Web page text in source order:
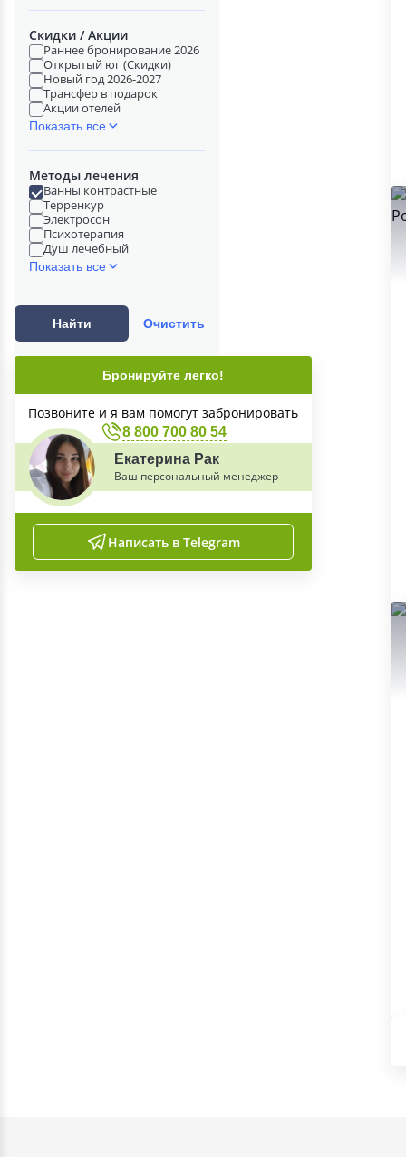
Скидки / Акции
Раннее бронирование 2026
Открытый юг (Скидки)
Новый год 2026-2027
Трансфер в подарок
Акции отелей
Показать все
Методы лечения
Ванны контрастные
Терренкур
Электросон
Психотерапия
Душ лечебный
Показать все
Найти Очистить
Бронируйте легко!
Позвоните и я вам помогут забронировать
8 800 700 80 54
Екатерина Рак
Ваш персональный менеджер
Написать в Telegram